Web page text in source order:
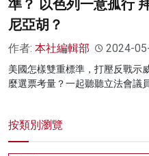
準？ 以色列一意孤行
尼亞胡？
作者: 本社編輯部 2024-
美國怎樣雙重標準，打壓反戰示
麼選票考量？一起聽聽立法會議
按類別瀏覽